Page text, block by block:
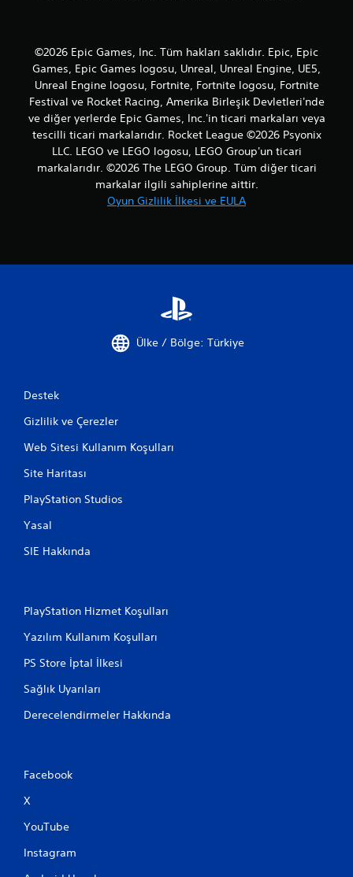
©2026 Epic Games, Inc. Tüm hakları saklıdır. Epic, Epic
Games, Epic Games logosu, Unreal, Unreal Engine, UE5,
Unreal Engine logosu, Fortnite, Fortnite logosu, Fortnite
Festival ve Rocket Racing, Amerika Birleşik Devletleri'nde
ve diğer yerlerde Epic Games, Inc.'in ticari markaları veya
tescilli ticari markalarıdır. Rocket League ©2026 Psyonix
LLC. LEGO ve LEGO logosu, LEGO Group'un ticari
markalarıdır. ©2026 The LEGO Group. Tüm diğer ticari
markalar ilgili sahiplerine aittir.
Oyun Gizlilik İlkesi ve EULA
Ülke / Bölge: Türkiye
Destek
Gizlilik ve Çerezler
Web Sitesi Kullanım Koşulları
Site Haritası
PlayStation Studios
Yasal
SIE Hakkında
PlayStation Hizmet Koşulları
Yazılım Kullanım Koşulları
PS Store İptal İlkesi
Sağlık Uyarıları
Derecelendirmeler Hakkında
Facebook
X
YouTube
Instagram